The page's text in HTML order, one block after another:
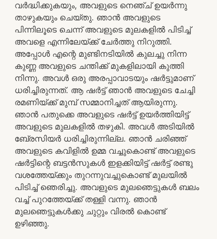
വര്‍ദ്ധിക്കുകയും, അവളുടെ നെഞ്ച്‌ ഉയര്‍ന്നു
താഴുകയും ചെയ്‌തു. ഞാന്‍ അവളുടെ
പിന്നിലൂടെ ചെന്ന്‌ അവളുടെ മുലകളില്‍ പിടിച്ച്‌
അവളെ എന്നിലേയ്‌ക്ക്‌ ചേര്‍ത്തു നിറുത്തി.
അപ്പോള്‍ എന്റെ മുണ്ടിനടിയില്‍ കുലച്ചു നിന്ന
കുണ്ണ അവളുടെ ചന്തിക്ക്‌ മുകളിലായി കുത്തി
നിന്നു. അവള്‍ ഒരു അരപ്പാവാടയും ഷര്‍ട്ടുമാണ്‌
ധരിച്ചിരുന്നത്‌. ആ ഷര്‍ട്ട്‌ ഞാന്‍ അവളുടെ ചേച്ചി
രമണിയ്‌ക്ക്‌ മുമ്പ്‌ സമ്മാനിച്ചത്‌ ആയിരുന്നു.
ഞാന്‍ പതുക്കെ അവളുടെ ഷര്‍ട്ട്‌ ഉയര്‍ത്തിയിട്ട്‌
അവളുടെ മുലകളില്‍ തഴുകി. അവള്‍ അടിയില്‍
ബേ്രസിയര്‍ ധരിച്ചിരുന്നില്ല. ഞാന്‍ ചരിഞ്ഞ്‌
അവളുടെ കവിളില്‍ ഉമ്മ വച്ചുകൊണ്ട്‌ അവളുടെ
ഷര്‍ട്ടിന്റെ ബട്ടന്‍സുകള്‍ ഇളക്കിയിട്ട്‌ ഷര്‍ട്ട്‌ രണ്ടു
വശത്തേയ്‌ക്കും തുറന്നുവച്ചുകൊണ്ട്‌ മുലയില്‍
പിടിച്ച്‌ ഞെരിച്ചു. അവളുടെ മുലഞെട്ടുകള്‍ ബലം
വച്ച്‌ പുറത്തേയ്‌ക്ക്‌ തള്ളി വന്നു. ഞാന്‍
മുലഞെട്ടുകള്‍ക്കു ചുറ്റും വിരല്‍ കൊണ്ട്‌
ഉഴിഞ്ഞു.